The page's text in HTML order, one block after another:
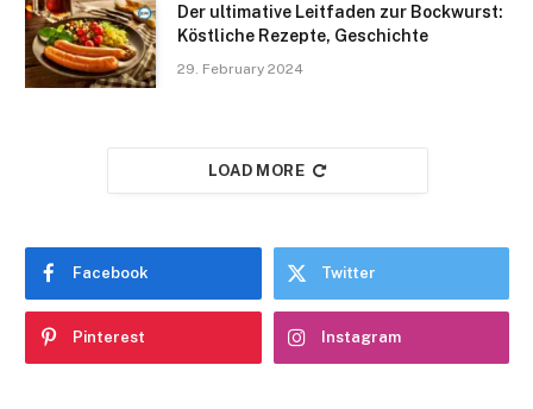
Der ultimative Leitfaden zur Bockwurst:
Köstliche Rezepte, Geschichte
29. February 2024
LOAD MORE
Facebook Twitter
Pinterest Instagram